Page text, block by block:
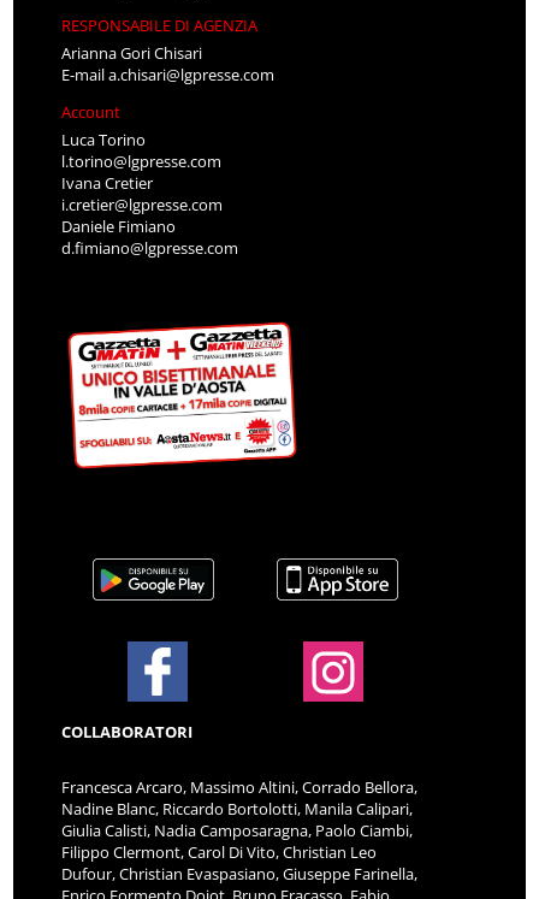
RESPONSABILE DI AGENZIA
Arianna Gori Chisari
E-maila.chisari@lgpresse.com
Account
Luca Torino
l.torino@lgpresse.com
Ivana Cretier
i.cretier@lgpresse.com
Daniele Fimiano
d.fimiano@lgpresse.com
COLLABORATORI
Francesca Arcaro, Massimo Altini, Corrado Bellora,
Nadine Blanc, Riccardo Bortolotti, Manila Calipari,
Giulia Calisti, Nadia Camposaragna, Paolo Ciambi,
Filippo Clermont, Carol Di Vito, Christian Leo
Dufour, Christian Evaspasiano, Giuseppe Farinella,